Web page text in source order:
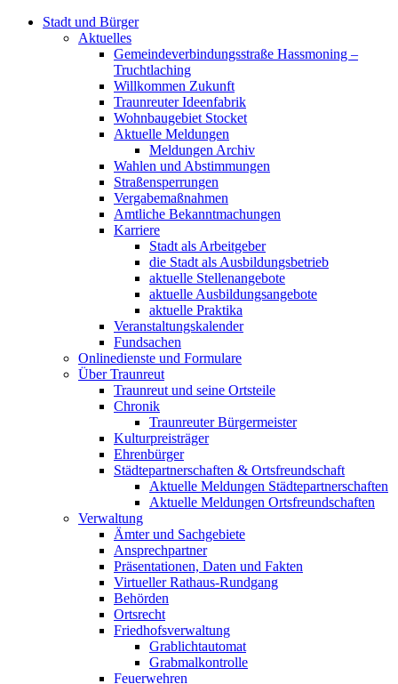
Stadt und Bürger
Aktuelles
Gemeindeverbindungsstraße Hassmoning –
Truchtlaching
Willkommen Zukunft
Traunreuter Ideenfabrik
Wohnbaugebiet Stocket
Aktuelle Meldungen
Meldungen Archiv
Wahlen und Abstimmungen
Straßensperrungen
Vergabemaßnahmen
Amtliche Bekanntmachungen
Karriere
Stadt als Arbeitgeber
die Stadt als Ausbildungsbetrieb
aktuelle Stellenangebote
aktuelle Ausbildungsangebote
aktuelle Praktika
Veranstaltungskalender
Fundsachen
Onlinedienste und Formulare
Über Traunreut
Traunreut und seine Ortsteile
Chronik
Traunreuter Bürgermeister
Kulturpreisträger
Ehrenbürger
Städtepartnerschaften & Ortsfreundschaft
Aktuelle Meldungen Städtepartnerschaften
Aktuelle Meldungen Ortsfreundschaften
Verwaltung
Ämter und Sachgebiete
Ansprechpartner
Präsentationen, Daten und Fakten
Virtueller Rathaus-Rundgang
Behörden
Ortsrecht
Friedhofsverwaltung
Grablichtautomat
Grabmalkontrolle
Feuerwehren